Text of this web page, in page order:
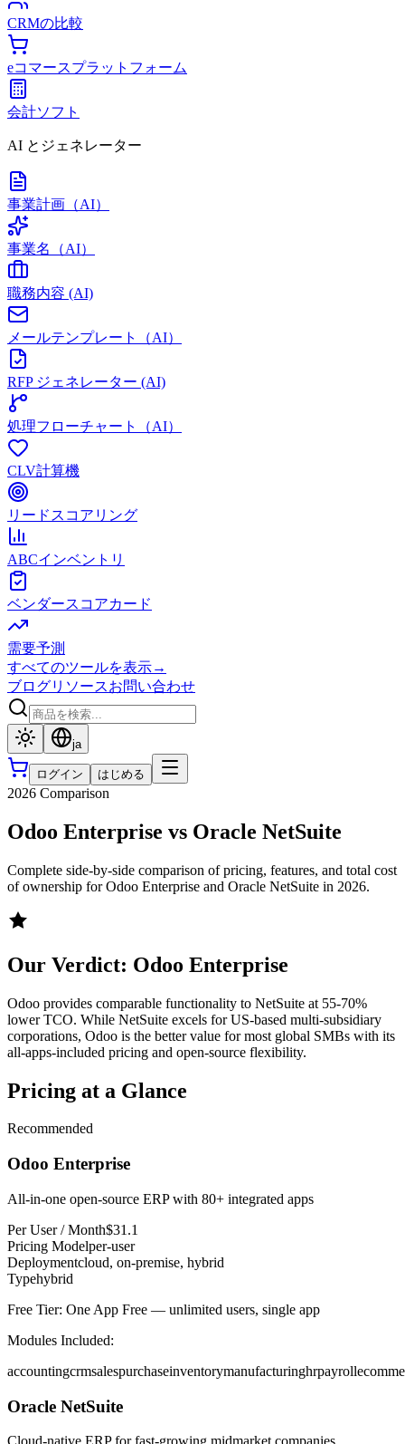
CRMの比較
eコマースプラットフォーム
会計ソフト
AI とジェネレーター
事業計画（AI）
事業名（AI）
職務内容 (AI)
メールテンプレート（AI）
RFP ジェネレーター (AI)
処理フローチャート（AI）
CLV計算機
リードスコアリング
ABCインベントリ
ベンダースコアカード
需要予測
すべてのツールを表示→
ブログリソースお問い合わせ
ja
ログイン はじめる
2026 Comparison
Odoo Enterprise vs Oracle NetSuite
Complete side-by-side comparison of pricing, features, and total cost
of ownership forOdoo Enterprise and Oracle NetSuite in 2026.
Our Verdict: Odoo Enterprise
Odoo provides comparable functionality to NetSuite at 55-70%
lower TCO. While NetSuite excels for US-based multi-subsidiary
corporations, Odoo is the better value for most global SMBs with its
all-apps-included pricing and open-source flexibility.
Pricing at a Glance
Recommended
Odoo Enterprise
All-in-one open-source ERP with 80+ integrated apps
Per User / Month$31.1
Pricing Modelper-user
Deploymentcloud, on-premise, hybrid
Typehybrid
Free Tier: One App Free — unlimited users, single app
Modules Included:
accountingcrmsalespurchaseinventorymanufacturinghrpayroll
Oracle NetSuite